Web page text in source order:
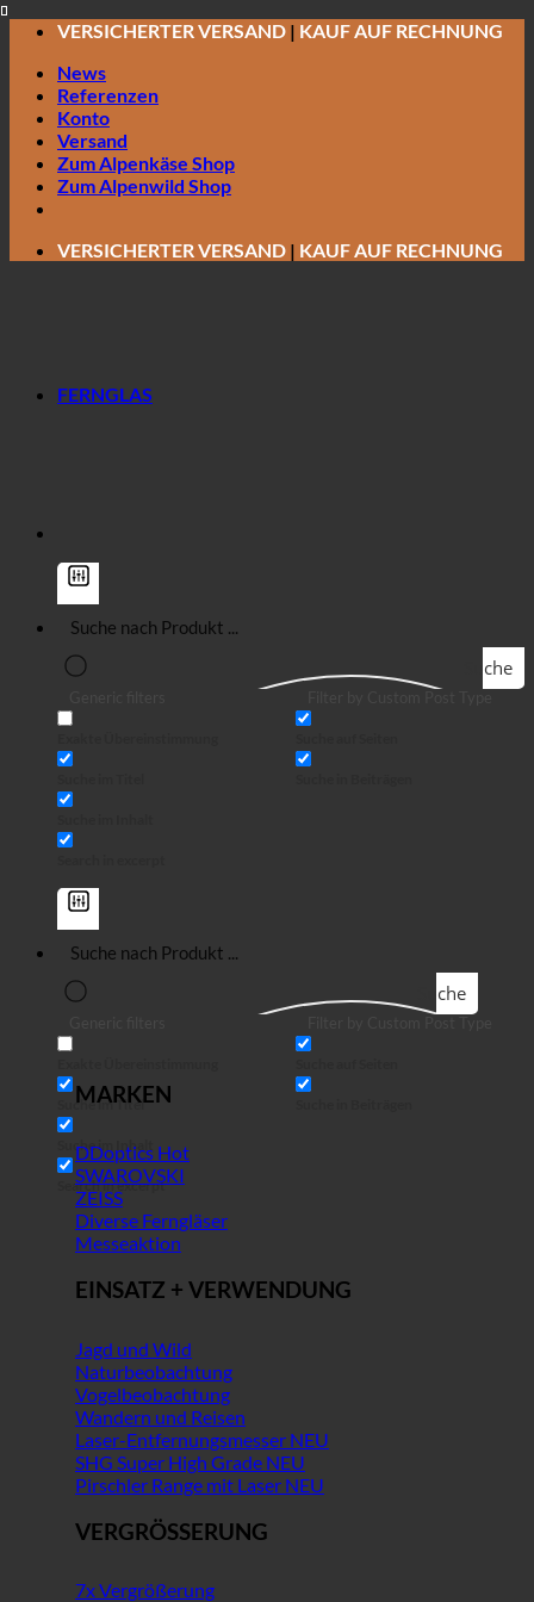
Zum
springen
VERSICHERTER VERSAND | KAUF AUF RECHNUNG
News
Referenzen
Konto
Versand
Zum Alpenkäse Shop
Zum Alpenwild Shop
VERSICHERTER VERSAND | KAUF AUF RECHNUNG
Suche
Suche
Suche im Titel
Suche im Inhalt
Search in excerpt
FERNGLAS
MARKEN
DDoptics
SWAROVSKI
ZEISS
Diverse Ferngläser
Messeaktion
EINSATZ + VERWENDUNG
Jagd und Wild
Naturbeobachtung
Vogelbeobachtung
Wandern und Reisen
Laser-Entfernungsmesser
SHG Super High Grade
Pirschler Range mit Laser
VERGRÖSSERUNG
7x Vergrößerung